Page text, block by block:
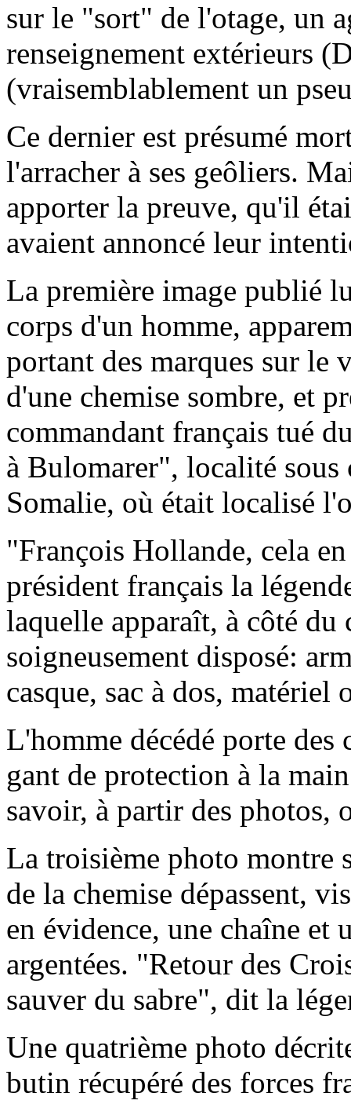
sur le "sort" de l'otage, un
renseignement extérieurs
(vraisemblablement un
Ce dernier est présumé
l'arracher à ses geôliers.
apporter la preuve, qu'il
avaient annoncé leur
La première image publié
corps d'un homme,
portant des marques sur le
d'une chemise sombre, et
commandant français tué
à Bulomarer", localité sous
Somalie, où était localisé
"François Hollande, cela
président français la
laquelle apparaît, à côté
soigneusement disposé:
casque, sac à dos, matériel
L'homme décédé porte
gant de protection à la
savoir, à partir des photos,
La troisième photo montre
de la chemise dépassent,
en évidence, une chaîne et
argentées. "Retour des
sauver du sabre", dit la
Une quatrième photo
butin récupéré des forces